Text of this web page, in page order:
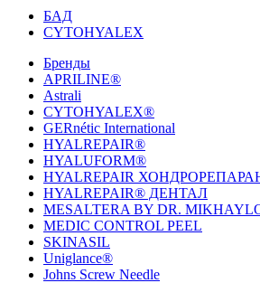
БАД
CYTOHYALEX
Бренды
APRILINE®
Astrali
CYTOHYALEX®
GERnétic International
HYALREPAIR®
HYALUFORM®
HYALREPAIR
HYALREPAIR® ДЕНТАЛ
MESALTERA BY DR.
MEDIC CONTROL PEEL
SKINASIL
Uniglance®
Johns Screw Needle